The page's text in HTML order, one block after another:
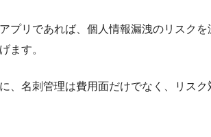
プリであれば、個人情報漏洩のリスク
ます。
、名刺管理は費用面だけでなく、リスク